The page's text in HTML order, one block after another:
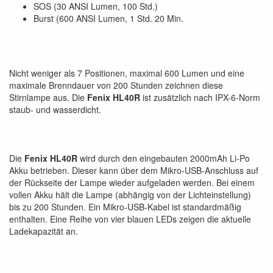
SOS (30 ANSI Lumen, 100 Std.)
Burst (600 ANSI Lumen, 1 Std. 20 Min.
Nicht weniger als 7 Positionen, maximal 600 Lumen und eine
maximale Brenndauer von 200 Stunden zeichnen diese
Stirnlampe aus. Die Fenix HL40R ist zusätzlich nach IPX-6-Norm
staub- und wasserdicht.
Die Fenix HL40R wird durch den eingebauten 2000mAh Li-Po
Akku betrieben. Dieser kann über dem Mikro-USB-Anschluss auf
der Rückseite der Lampe wieder aufgeladen werden. Bei einem
vollen Akku hält die Lampe (abhängig von der Lichteinstellung)
bis zu 200 Stunden. Ein Mikro-USB-Kabel ist standardmäßig
enthalten. Eine Reihe von vier blauen LEDs zeigen die aktuelle
Ladekapazität an.